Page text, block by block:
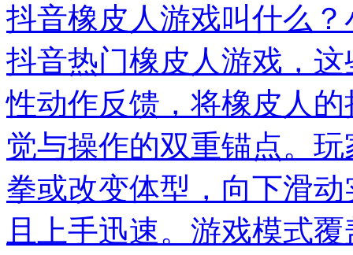
抖音橡皮人游戏叫什么
抖音热门橡皮人游戏，
性动作反馈，将橡皮人
觉与操作的双重锚点。
拳或改变体型，向下滑
且上手迅速。游戏模式